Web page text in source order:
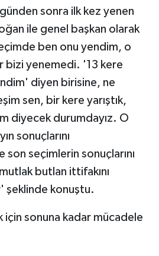
sonra ilk kez yenen
ile genel başkan olarak
ben onu yendim, o
bizi yenemedi. '13 kere
diyen birisine, ne
sen, bir kere yarıştık,
diyecek durumdayız. O
sonuçlarını
seçimlerin sonuçlarını
butlan ittifakını
şeklinde konuştu.
için sonuna kadar mücadele